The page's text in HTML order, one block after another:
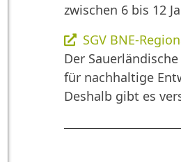
zwischen 6 bis 12
SGV BNE-
Der
für nachhaltige
Deshalb gibt es